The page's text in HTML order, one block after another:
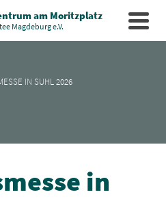
am Moritzplatz
Magdeburg e.V.
IN SUHL 2026
in